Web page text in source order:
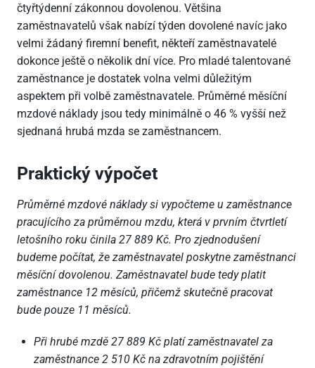
čtyřtýdenní zákonnou dovolenou. Většina
zaměstnavatelů však nabízí týden dovolené navíc jako
velmi žádaný firemní benefit, někteří zaměstnavatelé
dokonce ještě o několik dní více. Pro mladé talentované
zaměstnance je dostatek volna velmi důležitým
aspektem při volbě zaměstnavatele. Průměrné měsíční
mzdové náklady jsou tedy minimálně o 46 % vyšší než
sjednaná hrubá mzda se zaměstnancem.
Praktický výpočet
Průměrné mzdové náklady si vypočteme u zaměstnance
pracujícího za průměrnou mzdu, která v prvním čtvrtletí
letošního roku činila 27 889 Kč. Pro zjednodušení
budeme počítat, že zaměstnavatel poskytne zaměstnanci
měsíční dovolenou. Zaměstnavatel bude tedy platit
zaměstnance 12 měsíců, přičemž skutečně pracovat
bude pouze 11 měsíců.
Při hrubé mzdě 27 889 Kč platí zaměstnavatel za
zaměstnance 2 510 Kč na zdravotním pojištění